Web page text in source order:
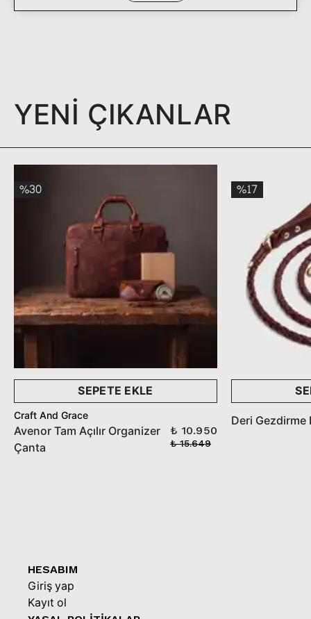
YENİ ÇIKANLAR
%30
SEPETE EKLE
Craft And Grace
Avenor Tam Açılır Organizer
Çanta
₺ 10.950
₺ 15.649
%17
Deri Gezdirme
HESABIM
Giriş yap
Kayıt ol